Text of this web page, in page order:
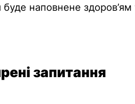
наповнене здоров’ям
запитання